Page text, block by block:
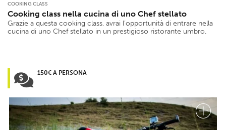
COOKING CLASS
Cooking class nella cucina di uno Chef stellato
Grazie a questa cooking class, avrai l’opportunità di entrare nella
cucina di uno Chef stellato in un prestigioso ristorante umbro.
150€ A PERSONA